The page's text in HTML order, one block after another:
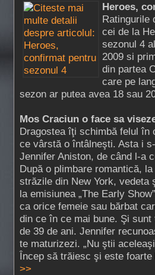
Heroes,
Ratingurile
cei de la
sezonul 4
2009 si
din partea
care pe
sezon ar putea avea 18 sau
Mos Craciun o face sa
Dragostea îţi schimbă felul în
ce vârstă o întâlneşti. Asta i
Jennifer Aniston, de când l-a
După o plimbare romantică,
străzile din New York, vedeta
la emisiunea „The Early
ca orice femeie sau bărbat
din ce în ce mai bune. Şi
de 39 de ani. Jennifer
te maturizezi. „Nu ştii
Încep să trăiesc şi este
>>